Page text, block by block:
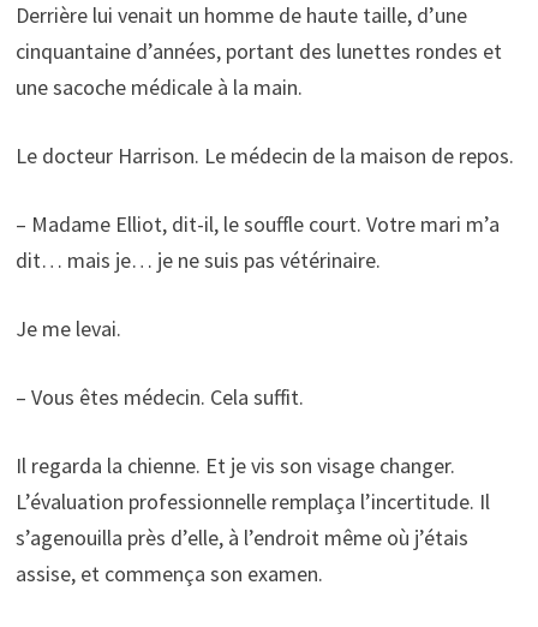
Derrière lui venait un homme de haute taille, d’une
cinquantaine d’années, portant des lunettes rondes et
une sacoche médicale à la main.
Le docteur Harrison. Le médecin de la maison de repos.
– Madame Elliot, dit-il, le souffle court. Votre mari m’a
dit… mais je… je ne suis pas vétérinaire.
Je me levai.
– Vous êtes médecin. Cela suffit.
Il regarda la chienne. Et je vis son visage changer.
L’évaluation professionnelle remplaça l’incertitude. Il
s’agenouilla près d’elle, à l’endroit même où j’étais
assise, et commença son examen.